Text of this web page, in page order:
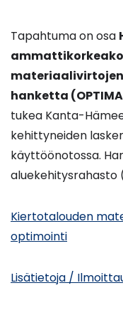
Tapahtuma on osa
hanketta
tukea Kanta-
kehittyneiden
käyttöönotossa.
aluekehitysrahasto
Kiertotalouden
optimointi
Lisätietoja /